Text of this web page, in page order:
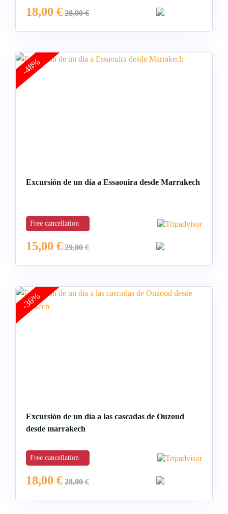
18,00 € 28,00€
-48%
Excursión de un día a Essaouira desde Marrakech
Free cancellation
15,00 € 29,00€
-36%
Excursión de un día a las cascadas de Ouzoud
desde marrakech
Free cancellation
18,00 € 28,00€